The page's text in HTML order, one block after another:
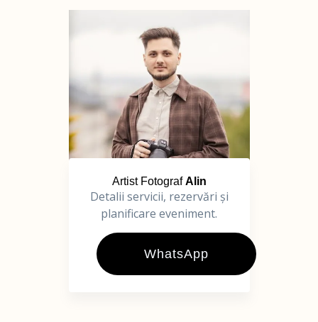
Artist FotografAlin
Detalii servicii, rezervări și
planificare eveniment.
WhatsApp